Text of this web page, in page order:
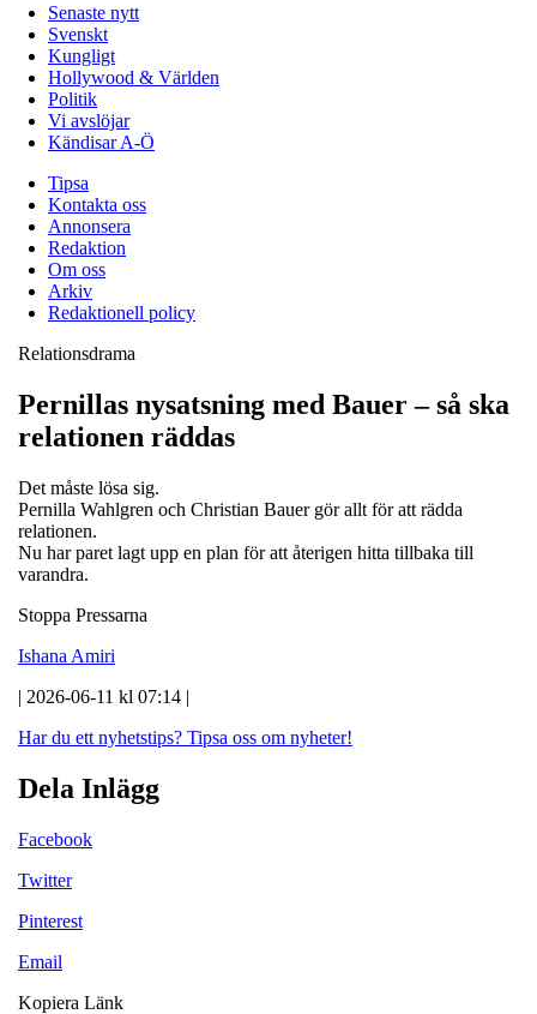
Senaste nytt
Svenskt
Kungligt
Hollywood & Världen
Politik
Vi avslöjar
Kändisar A-Ö
Tipsa
Kontakta oss
Annonsera
Redaktion
Om oss
Arkiv
Redaktionell policy
Relationsdrama
Pernillas nysatsning med Bauer – så ska
relationen räddas
Det måste lösa sig.
Pernilla Wahlgren och Christian Bauer gör allt för att rädda
relationen.
Nu har paret lagt upp en plan för att återigen hitta tillbaka till
varandra.
Stoppa Pressarna
Ishana Amiri
| 2026-06-11 kl 07:14 |
Har du ett nyhetstips? Tipsa oss om nyheter!
Dela Inlägg
Facebook
Twitter
Pinterest
Email
Kopiera Länk